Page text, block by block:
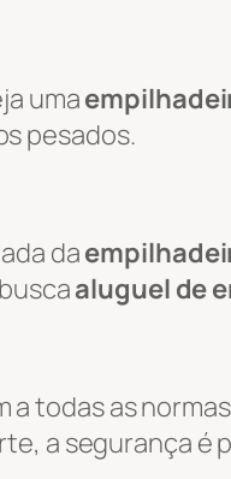
uma
pesados.
da
aluguel de
as normas
a segurança é